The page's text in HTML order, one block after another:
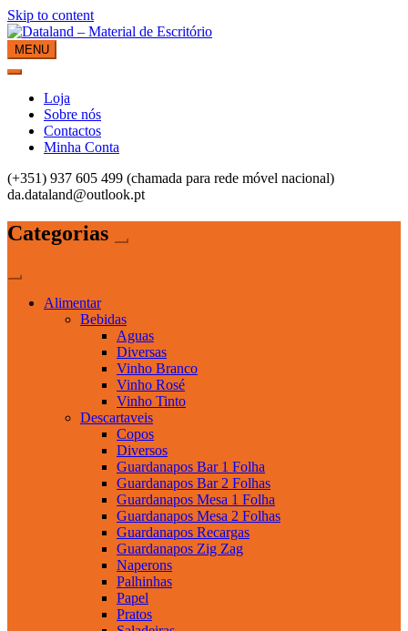
Skip to content
Dataland – Material de Escritório
Material de Escritório
MENU
Loja
Sobre nós
Contactos
Minha Conta
(+351) 937 605 499 (chamada para rede móvel nacional)
da.dataland@outlook.pt
Categorias
Alimentar
Bebidas
Aguas
Diversas
Vinho Branco
Vinho Rosé
Vinho Tinto
Descartaveis
Copos
Diversos
Guardanapos Bar 1 Folha
Guardanapos Bar 2 Folhas
Guardanapos Mesa 1 Folha
Guardanapos Mesa 2 Folhas
Guardanapos Recargas
Guardanapos Zig Zag
Naperons
Palhinhas
Papel
Pratos